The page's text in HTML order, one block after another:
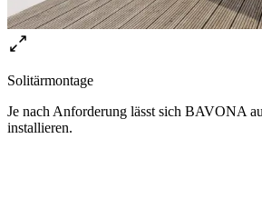
Solitärmontage
Je nach Anforderung lässt sich BAVONA
installieren.